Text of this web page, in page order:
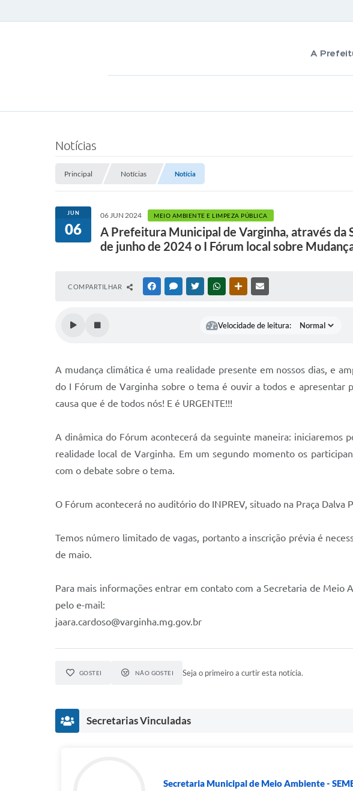
A
Notícias
Principal Notícias Notícia
JUN
06
06 JUN 2024 MEIO AMBIENTE E LIMPEZA PÚBLICA
A Prefeitura Municipal de Varginha, através
de junho de 2024 o I Fórum local sobre
COMPARTILHAR FACEBOOKMESSENGER
TWITTERWHATSAPPOUTRAS MÍDIAS
Velocidade de leitura:
A mudança climática é uma realidade presente em nossos dias, e
do I Fórum de Varginha sobre o tema é ouvir a todos e apresentar
causa que é de todos nós! E é URGENTE!!!
A dinâmica do Fórum acontecerá da seguinte maneira: iniciaremos
realidade local de Varginha. Em um segundo momento os
com o debate sobre o tema.
O Fórum acontecerá no auditório do INPREV, situado na Praça Dalva
Temos número limitado de vagas, portanto a inscrição prévia é
de maio.
Para mais informações entrar em contato com a Secretaria de
pelo e-mail:
jaara.cardoso@varginha.mg.gov.br
GOSTEI NÃO GOSTEI Seja o primeiro a curtir esta notícia.
Secretarias Vinculadas
Secretaria Municipal de Meio Ambiente -